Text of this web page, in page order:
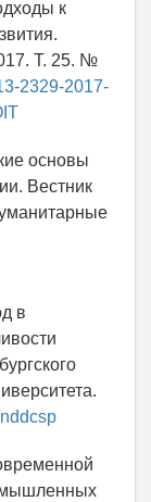
к
Т. 25. №
2329-2017-
основы
Вестник
в